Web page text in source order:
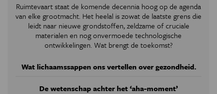
Ruimtevaart staat de komende decennia hoog op de agenda
van elke grootmacht. Het heelal is zowat de laatste grens die
leidt naar nieuwe grondstoffen, zeldzame of cruciale
materialen en nog onvermoede technologische
ontwikkelingen. Wat brengt de toekomst?
Wat lichaamssappen ons vertellen over gezondheid.
De wetenschap achter het ‘aha-moment’